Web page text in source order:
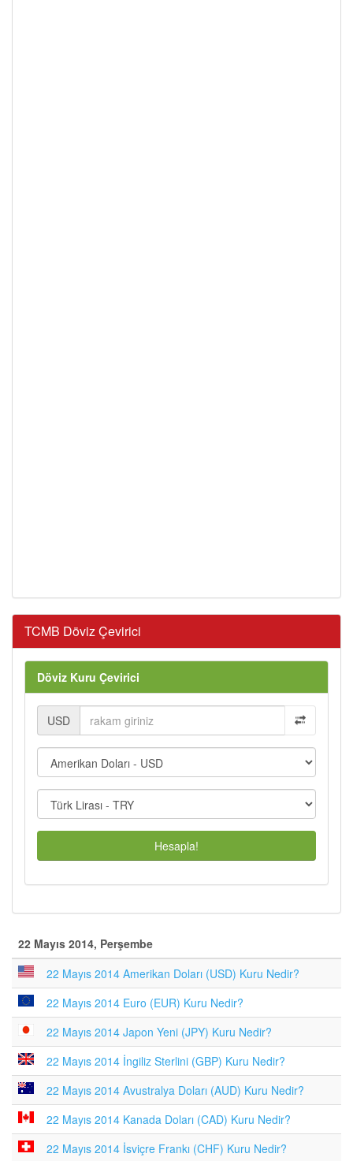
TCMB Döviz Çevirici
Döviz Kuru Çevirici
USD
Hesapla!
22 Mayıs 2014, Perşembe
22 Mayıs 2014 Amerikan Doları (USD) Kuru Nedir?
22 Mayıs 2014 Euro (EUR) Kuru Nedir?
22 Mayıs 2014 Japon Yeni (JPY) Kuru Nedir?
22 Mayıs 2014 İngiliz Sterlini (GBP) Kuru Nedir?
22 Mayıs 2014 Avustralya Doları (AUD) Kuru Nedir?
22 Mayıs 2014 Kanada Doları (CAD) Kuru Nedir?
22 Mayıs 2014 İsviçre Frankı (CHF) Kuru Nedir?